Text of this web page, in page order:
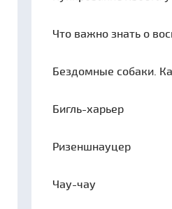
Что важно знать о
Бездомные собаки.
Бигль-харьер
Ризеншнауцер
Чау-чау